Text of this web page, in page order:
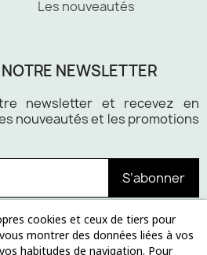
Les nouveautés
NEWSLETTER
newsletter et recevez en
nouveautés et les promotions
S’abonner
cookies et ceux de tiers pour
montrer des données liées à vos
habitudes de navigation. Pour